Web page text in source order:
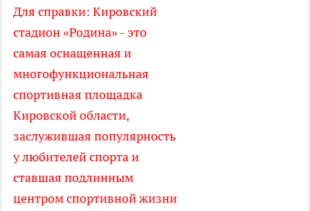
Для справки: Кировский
стадион «Родина» - это
самая оснащенная и
многофункциональная
спортивная площадка
Кировской области,
заслужившая популярность
у любителей спорта и
ставшая подлинным
центром спортивной жизни